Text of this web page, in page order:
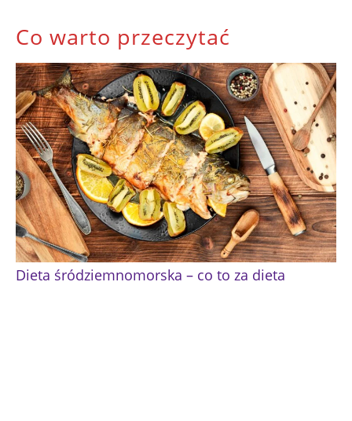
Co warto przeczytać
Dieta śródziemnomorska – co to za dieta